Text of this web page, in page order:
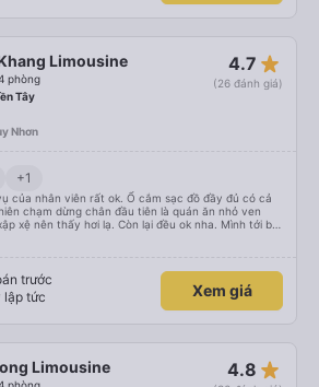
Limousine
phòng
4.7 star_rate
(26 đánh giá)
Tây
Nhơn
+1
của nhân viên rất ok. Ổ cắm sạc đồ đầy đủ có cả
chạm dừng chân đầu tiên là quán ăn nhỏ ven
xệ nên thấy hơi lạ. Còn lại đều ok nha. Mình tới bx
khu vực thủ đức để giao cho người nhà thì nhà xe
trước
lập tức
Xem giá
Limousine 4.8 star_rate